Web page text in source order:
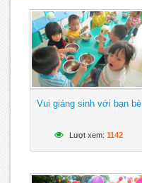
Vui giáng sinh với bạn bè
Lượt xem: 1142